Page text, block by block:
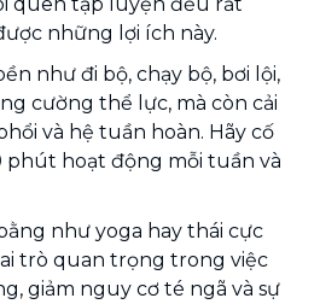
những lợi ích này.
như đi bộ, chạy bộ, bơi lội,
cường thể lực, mà còn cải
và hệ tuần hoàn. Hãy cố
phút hoạt động mỗi tuần và
như yoga hay thái cực
trò quan trọng trong việc
giảm nguy cơ té ngã và sự